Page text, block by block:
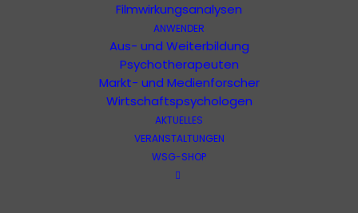
Filmwirkungsanalysen
ANWENDER
Aus- und Weiterbildung
Psychotherapeuten
Markt- und Medienforscher
Wirtschaftspsychologen
AKTUELLES
VERANSTALTUNGEN
WSG-SHOP
WEITERE AUSGABEN